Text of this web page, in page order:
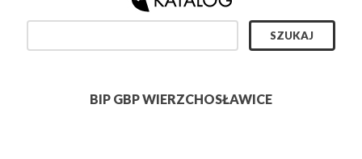
BIP GBP WIERZCHOSŁAWICE